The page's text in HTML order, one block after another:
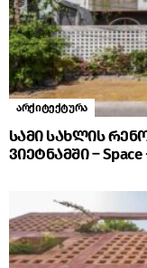
არქიტექტურა
სამი სახლის
ვიეტნამში –